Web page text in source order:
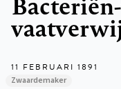
11 FEBRUARI 1891
Zwaardemaker